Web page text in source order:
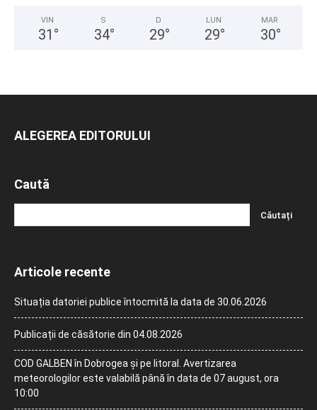
VIN
31 °
S
34°
D
29°
LUN
29°
MAR
30°
ALEGEREA EDITORULUI
Caută
Articole recente
Situația datoriei publice întocmită la data de 30.06.2026
Publicații de căsătorie din 04.08.2026
COD GALBEN în Dobrogea și pe litoral. Avertizarea
meteorologilor este valabilă până în data de 07 august, ora
10:00